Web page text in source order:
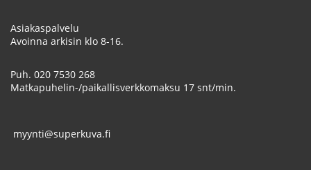
Asiakaspalvelu
Avoinna arkisin klo 8-16.
Puh. 020 7530 268
Matkapuhelin-/paikallisverkkomaksu 17 snt/min.
myynti@superkuva.fi